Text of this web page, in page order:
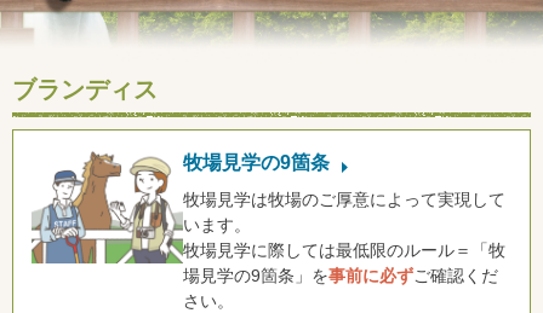
ブランディス
牧場見学の9箇条
牧場見学は牧場のご厚意によって実現して
います。
牧場見学に際しては最低限のルール＝「牧
場見学の9箇条」を事前に必ずご確認くだ
さい。